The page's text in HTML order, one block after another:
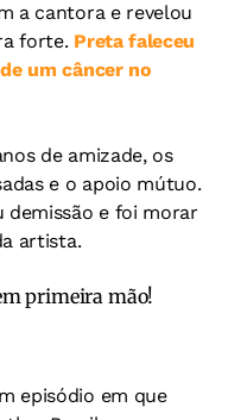
a cantora e revelou
forte. Preta faleceu
um câncer no
de amizade, os
e o apoio mútuo.
demissão e foi morar
artista.
primeira mão!
episódio em que